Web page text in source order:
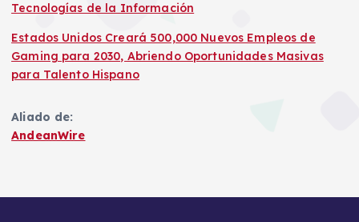
Tecnologías de la Información
Estados Unidos Creará 500,000 Nuevos Empleos de
Gaming para 2030, Abriendo Oportunidades Masivas
para Talento Hispano
Aliado de:
AndeanWire